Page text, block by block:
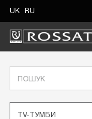
UK RU
TV-ТУМБИ